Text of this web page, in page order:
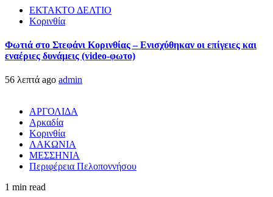
ΕΚΤΑΚΤΟ ΔΕΛΤΙΟ
Κορινθία
Φωτιά στο Στεφάνι Κορινθίας – Ενισχύθηκαν οι επίγειες και
εναέριες δυνάμεις (video-φωτο)
56 λεπτά ago admin
ΑΡΓΟΛΙΔΑ
Αρκαδία
Κορινθία
ΛΑΚΩΝΙΑ
ΜΕΣΣΗΝΙΑ
Περιφέρεια Πελοποννήσου
1 min read